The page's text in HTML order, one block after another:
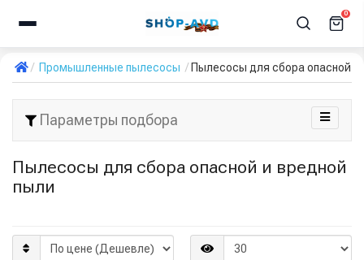
0
Промышленные пылесосы Пылесосы для сбора опасной и
Параметры подбора
Пылесосы для сбора опасной и вредной
пыли